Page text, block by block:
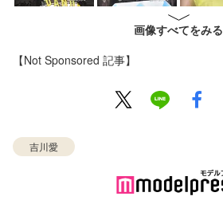
画像すべてをみる
【Not Sponsored 記事】
吉川愛